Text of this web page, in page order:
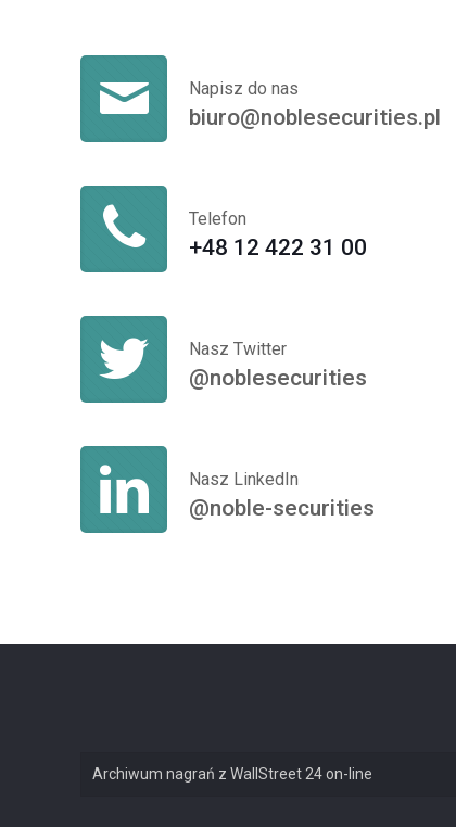
Napisz do nas
biuro@noblesecurities.pl
Telefon
+48 12 422 31 00
Nasz Twitter
@noblesecurities
Nasz LinkedIn
@noble-securities
Archiwum nagrań z WallStreet 24 on-line